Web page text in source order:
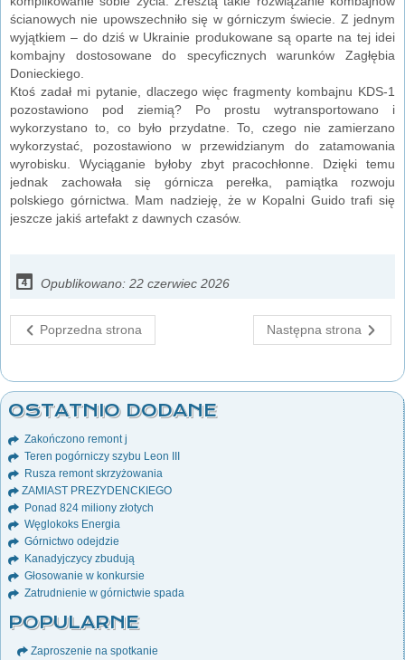
ścianowych nie upowszechniło się w górniczym świecie. Z jednym
wyjątkiem – do dziś w Ukrainie produkowane są oparte na tej idei
kombajny dostosowane do specyficznych warunków Zagłębia
Donieckiego.
Ktoś zadał mi pytanie, dlaczego więc fragmenty kombajnu KDS-1
pozostawiono pod ziemią? Po prostu wytransportowano i
wykorzystano to, co było przydatne. To, czego nie zamierzano
wykorzystać, pozostawiono w przewidzianym do zatamowania
wyrobisku. Wyciąganie byłoby zbyt pracochłonne. Dzięki temu
jednak zachowała się górnicza perełka, pamiątka rozwoju
polskiego górnictwa. Mam nadzieję, że w Kopalni Guido trafi się
jeszcze jakiś artefakt z dawnych czasów.
Opublikowano: 22 czerwiec 2026
Poprzedna strona Następna strona
OSTATNIO DODANE
Zakończono remont j
Teren pogórniczy szybu Leon III
Rusza remont skrzyżowania
ZAMIAST PREZYDENCKIEGO
Ponad 824 miliony złotych
Węglokoks Energia
Górnictwo odejdzie
Kanadyjczycy zbudują
Głosowanie w konkursie
Zatrudnienie w górnictwie spada
POPULARNE
Zaproszenie na spotkanie